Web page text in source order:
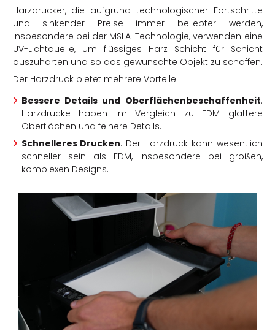
Harzdrucker, die aufgrund technologischer Fortschritte
und sinkender Preise immer beliebter werden,
insbesondere bei der MSLA-Technologie, verwenden eine
UV-Lichtquelle, um flüssiges Harz Schicht für Schicht
auszuhärten und so das gewünschte Objekt zu schaffen.
Der Harzdruck bietet mehrere Vorteile:
Bessere Details und Oberflächenbeschaffenheit:
Harzdrucke haben im Vergleich zu FDM glattere
Oberflächen und feinere Details.
Schnelleres Drucken: Der Harzdruck kann wesentlich
schneller sein als FDM, insbesondere bei großen,
komplexen Designs.